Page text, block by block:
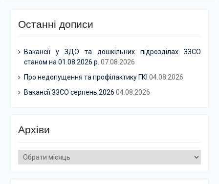
Останні дописи
Вакансії у ЗДО та дошкільних підрозділах ЗЗСО
станом на 01.08.2026 р. 07.08.2026
Про недопущення та профілактику ГКІ 04.08.2026
Вакансії ЗЗСО серпень 2026 04.08.2026
Архіви
Архіви